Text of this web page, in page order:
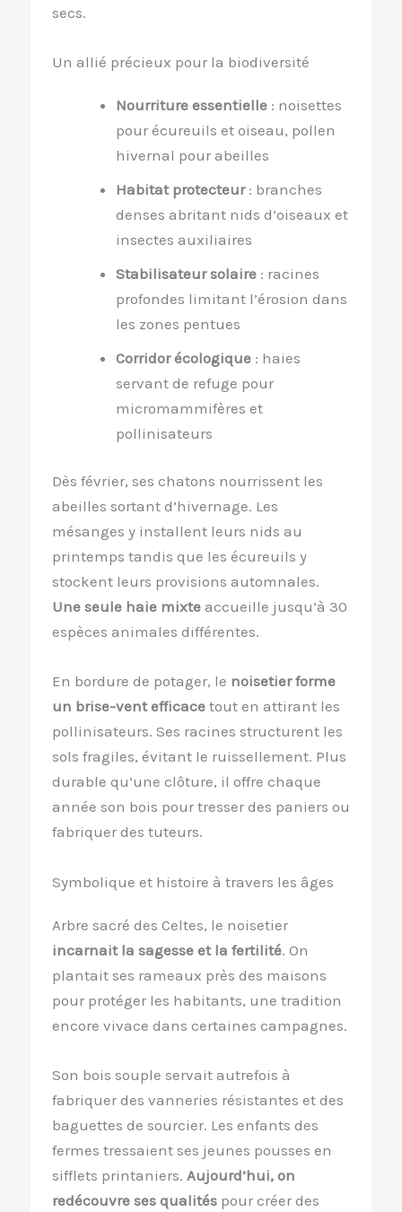
secs.
Un allié précieux pour la biodiversité
Nourriture essentielle : noisettes
pour écureuils et oiseau, pollen
hivernal pour abeilles
Habitat protecteur: branches
denses abritant nids d’oiseaux et
insectes auxiliaires
Stabilisateur solaire : racines
profondes limitant l’érosion dans
les zones pentues
Corridor écologique : haies
servant de refuge pour
micromammifères et
pollinisateurs
Dès février, ses chatons nourrissent les
abeilles sortant d’hivernage. Les
mésanges y installent leurs nids au
printemps tandis que les écureuils y
stockent leurs provisions automnales.
Une seule haie mixte accueille jusqu’à 30
espèces animales différentes.
En bordure de potager, le noisetier forme
un brise-vent efficace tout en attirant les
pollinisateurs. Ses racines structurent les
sols fragiles, évitant le ruissellement. Plus
durable qu’une clôture, il offre chaque
année son bois pour tresser des paniers ou
fabriquer des tuteurs.
Symbolique et histoire à travers les âges
Arbre sacré des Celtes, le noisetier
incarnait la sagesse et la fertilité. On
plantait ses rameaux près des maisons
pour protéger les habitants, une tradition
encore vivace dans certaines campagnes.
Son bois souple servait autrefois à
fabriquer des vanneries résistantes et des
baguettes de sourcier. Les enfants des
fermes tressaient ses jeunes pousses en
sifflets printaniers. Aujourd’hui, on
redécouvre ses qualités pour créer des